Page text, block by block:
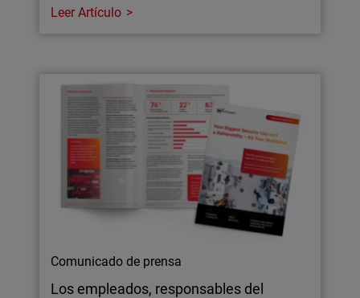
Leer Artículo
Comunicado de prensa
Los empleados, responsables del